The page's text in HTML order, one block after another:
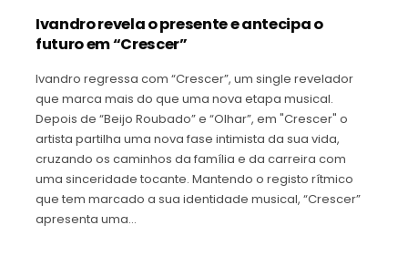
Ivandro revela o presente e antecipa o
futuro em “Crescer”
Ivandro regressa com “Crescer”, um single revelador
que marca mais do que uma nova etapa musical.
Depois de “Beijo Roubado” e “Olhar”, em "Crescer" o
artista partilha uma nova fase intimista da sua vida,
cruzando os caminhos da família e da carreira com
uma sinceridade tocante. Mantendo o registo rítmico
que tem marcado a sua identidade musical, “Crescer”
apresenta uma…